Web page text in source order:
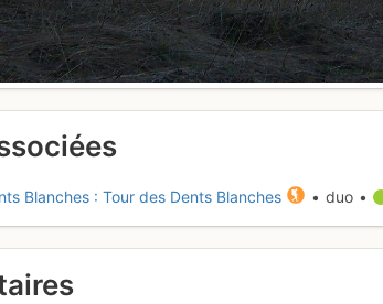
Blanches : Tour des Dents Blanches • duo •